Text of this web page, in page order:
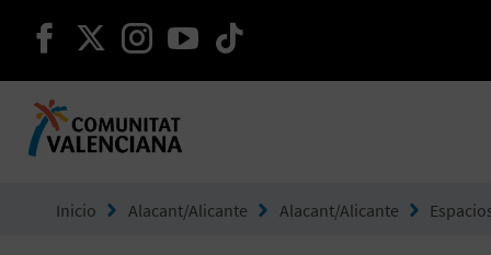
seguir en facebook
seguir en twitter
seguir en instagram
seguir en youtube
Inicio Alacant/Alicante Alacant/Alicante